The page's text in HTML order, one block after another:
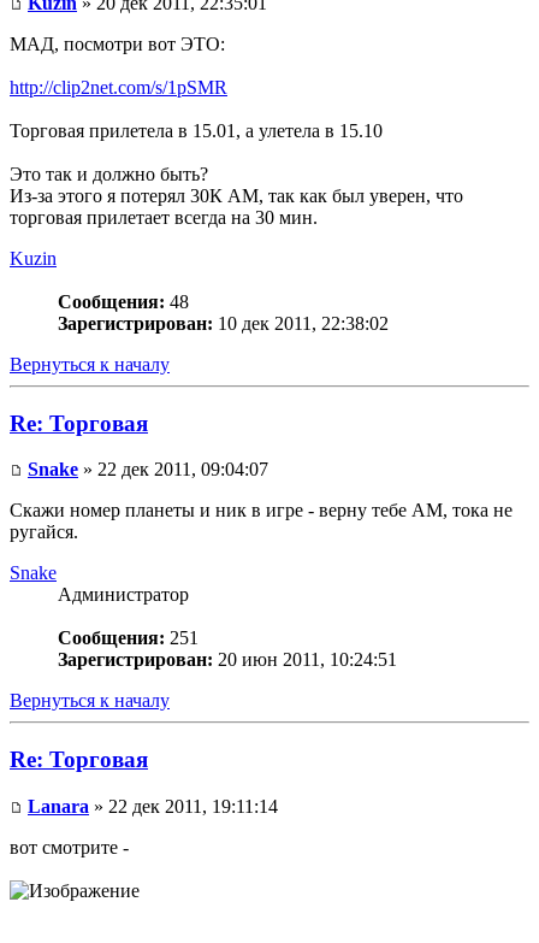
МАД, посмотри вот ЭТО:
http://clip2net.com/s/1pSMR
Торговая прилетела в 15.01, а улетела в 15.10
Это так и должно быть?
Из-за этого я потерял 30К АМ, так как был уверен, что
торговая прилетает всегда на 30 мин.
Kuzin
Сообщения: 48
Зарегистрирован: 10 дек 2011, 22:38:02
Вернуться к началу
Re: Торговая
Snake » 22 дек 2011, 09:04:07
Скажи номер планеты и ник в игре - верну тебе АМ, тока не
ругайся.
Snake
Администратор
Сообщения: 251
Зарегистрирован: 20 июн 2011, 10:24:51
Вернуться к началу
Re: Торговая
Lanara » 22 дек 2011, 19:11:14
вот смотрите -